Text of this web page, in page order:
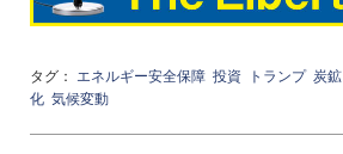
タグ： エネルギー安全保障 投資 トランプ 炭鉱
化 気候変動